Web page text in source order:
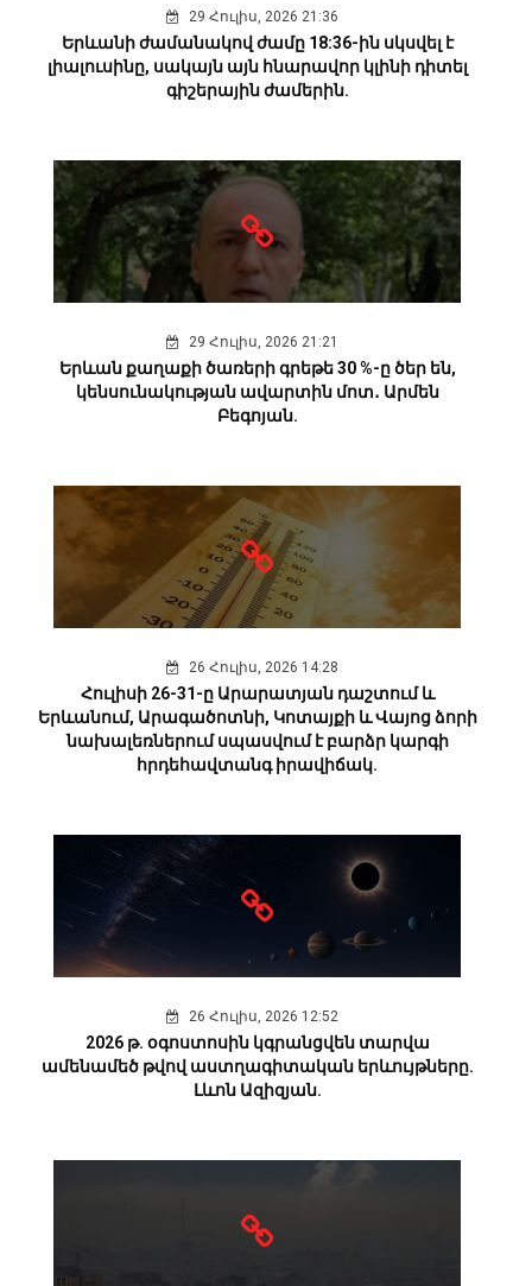
29 Հուլիս, 2026 21:36
Երևանի ժամանակով ժամը 18:36-ին սկսվել է
լիալուսինը, սակայն այն հնարավոր կլինի դիտել
գիշերային ժամերին.
29 Հուլիս, 2026 21:21
Երևան քաղաքի ծառերի գրեթե 30 %-ը ծեր են,
կենսունակության ավարտին մոտ․ Արմեն
Բեգոյան.
26 Հուլիս, 2026 14:28
Հուլիսի 26-31-ը Արարատյան դաշտում և
Երևանում, Արագածոտնի, Կոտայքի և Վայոց ձորի
նախալեռներում սպասվում է բարձր կարգի
հրդեհավտանգ իրավիճակ.
26 Հուլիս, 2026 12:52
2026 թ. օգոստոսին կգրանցվեն տարվա
ամենամեծ թվով աստղագիտական երևույթները.
Լևոն Ազիզյան.